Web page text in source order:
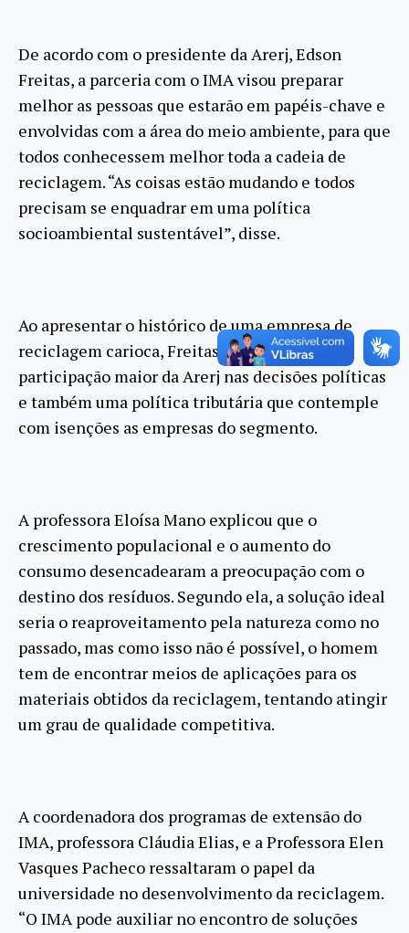
De acordo com o presidente da Arerj, Edson
Freitas, a parceria com o IMA visou preparar
melhor as pessoas que estarão em papéis-chave e
envolvidas com a área do meio ambiente, para que
todos conhecessem melhor toda a cadeia de
reciclagem. “As coisas estão mudando e todos
precisam se enquadrar em uma política
socioambiental sustentável”, disse.
Ao apresentar o histórico de uma empresa de
reciclagem carioca, Freitas cobrou uma
participação maior da Arerj nas decisões políticas
e também uma política tributária que contemple
com isenções as empresas do segmento.
A professora Eloísa Mano explicou que o
crescimento populacional e o aumento do
consumo desencadearam a preocupação com o
destino dos resíduos. Segundo ela, a solução ideal
seria o reaproveitamento pela natureza como no
passado, mas como isso não é possível, o homem
tem de encontrar meios de aplicações para os
materiais obtidos da reciclagem, tentando atingir
um grau de qualidade competitiva.
A coordenadora dos programas de extensão do
IMA, professora Cláudia Elias, e a Professora Elen
Vasques Pacheco ressaltaram o papel da
universidade no desenvolvimento da reciclagem.
“O IMA pode auxiliar no encontro de soluções